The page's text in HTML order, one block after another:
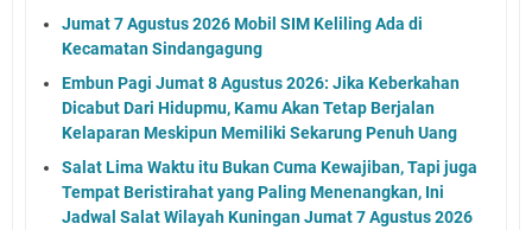
Jumat 7 Agustus 2026 Mobil SIM Keliling Ada di
Kecamatan Sindangagung
Embun Pagi Jumat 8 Agustus 2026: Jika Keberkahan
Dicabut Dari Hidupmu, Kamu Akan Tetap Berjalan
Kelaparan Meskipun Memiliki Sekarung Penuh Uang
Salat Lima Waktu itu Bukan Cuma Kewajiban, Tapi juga
Tempat Beristirahat yang Paling Menenangkan, Ini
Jadwal Salat Wilayah Kuningan Jumat 7 Agustus 2026